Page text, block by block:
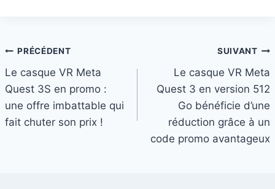
Navigation
de
l’article
PRÉCÉDENT
Le casque VR Meta
Quest 3S en promo :
une offre imbattable qui
fait chuter son prix !
SUIVANT
Le casque VR Meta
Quest 3 en version 512
Go bénéficie d’une
réduction grâce à un
code promo avantageux